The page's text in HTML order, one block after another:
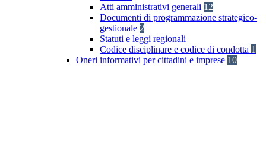
Atti amministrativi generali 12
Documenti di programmazione strategico-
gestionale 2
Statuti e leggi regionali
Codice disciplinare e codice di condotta 1
Oneri informativi per cittadini e imprese 10